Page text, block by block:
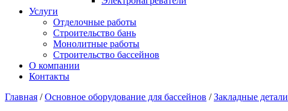
Услуги
Отделочные работы
Строительство бань
Монолитные работы
Строительство бассейнов
О компании
Контакты
Главная /Основное оборудование для бассейнов /Закладные детали